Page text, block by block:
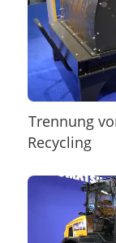
Trennung
Recycling